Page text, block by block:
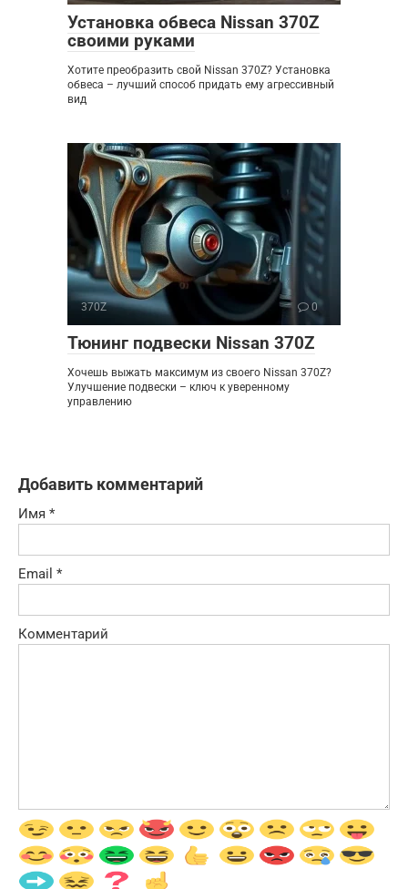
Установка обвеса Nissan 370Z
своими руками
Хотите преобразить свой Nissan 370Z? Установка
обвеса – лучший способ придать ему агрессивный
вид
370Z 0
Тюнинг подвески Nissan 370Z
Хочешь выжать максимум из своего Nissan 370Z?
Улучшение подвески – ключ к уверенному
управлению
Добавить комментарий
Имя *
Email *
Комментарий